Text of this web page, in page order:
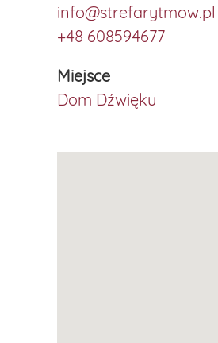
info@strefarytmow.pl
+48 608594677
Miejsce
Dom Dźwięku